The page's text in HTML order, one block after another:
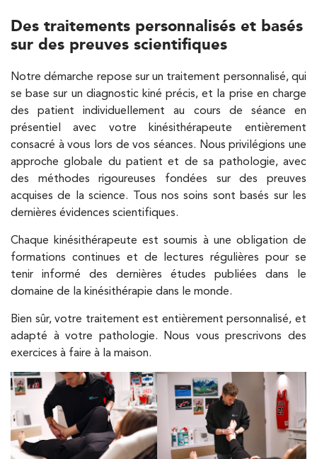
Des traitements personnalisés et basés
sur des preuves scientifiques
Notre démarche repose sur un traitement personnalisé, qui
se base sur un diagnostic kiné précis, et la prise en charge
des patient individuellement au cours de séance en
présentiel avec votre kinésithérapeute entièrement
consacré à vous lors de vos séances. Nous privilégions une
approche globale du patient et de sa pathologie, avec
des méthodes rigoureuses fondées sur des preuves
acquises de la science. Tous nos soins sont basés sur les
dernières évidences scientifiques.
Chaque kinésithérapeute est soumis à une obligation de
formations continues et de lectures régulières pour se
tenir informé des dernières études publiées dans le
domaine de la kinésithérapie dans le monde.
Bien sûr, votre traitement est entièrement personnalisé, et
adapté à votre pathologie. Nous vous prescrivons des
exercices à faire à la maison.
PRENDRE RDV
IK Paris 6 – Cassette
1 Rue Cassette 75006 Paris
1 Rue Cassette 75006 Paris
01 42 84 06 95
PRENDRE RDV
PRENDRE RDV
Kinésithérapie
IK Boulogne – 92
3 Av. André Morizet 92100 Boulogne-
Billancourt
3 Av. André Morizet 92100 Boulogne-
Billancourt
PRENDRE RDV
PRENDRE RDV
Kinésithérapie